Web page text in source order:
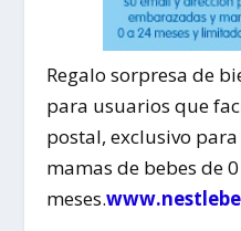
Regalo sorpresa de
para usuarios que
postal, exclusivo
mamas de bebes de
meses.